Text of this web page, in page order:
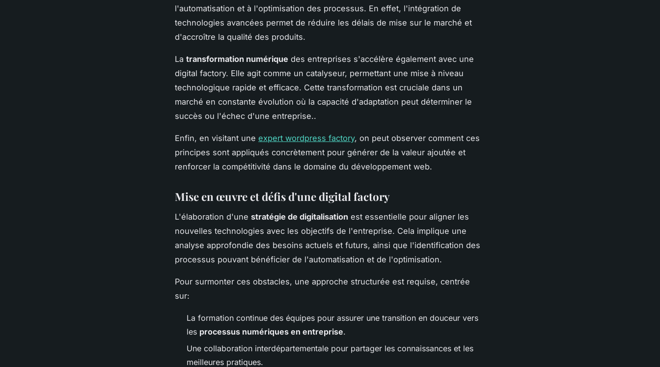
l'automatisation et à l'optimisation des processus. En effet, l'intégration de
technologies avancées permet de réduire les délais de mise sur le marché et
d'accroître la qualité des produits.
La transformation numérique des entreprises s'accélère également avec une
digital factory. Elle agit comme un catalyseur, permettant une mise à niveau
technologique rapide et efficace. Cette transformation est cruciale dans un
marché en constante évolution où la capacité d'adaptation peut déterminer le
succès ou l'échec d'une entreprise..
Enfin, en visitant une expert wordpress factory, on peut observer comment ces
principes sont appliqués concrètement pour générer de la valeur ajoutée et
renforcer la compétitivité dans le domaine du développement web.
Mise en œuvre et défis d'une digital factory
L'élaboration d'une stratégie de digitalisation est essentielle pour aligner les
nouvelles technologies avec les objectifs de l'entreprise. Cela implique une
analyse approfondie des besoins actuels et futurs, ainsi que l'identification des
processus pouvant bénéficier de l'automatisation et de l'optimisation.
Pour surmonter ces obstacles, une approche structurée est requise, centrée
sur:
La formation continue des équipes pour assurer une transition en douceur vers
les processus numériques en entreprise.
Une collaboration interdépartementale pour partager les connaissances et les
meilleures pratiques.